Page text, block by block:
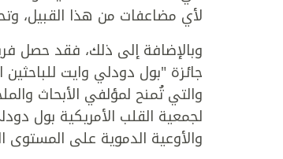
لأي مضاعفات من هذا القبيل،
وبالإضافة إلى ذلك، فقد حصل
والتي تُمنح لمؤلفي الأبحاث
لجمعية القلب الأمريكية بول
والأوعية الدموية على المستوى